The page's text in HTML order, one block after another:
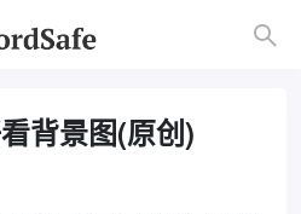
背景图(原创)